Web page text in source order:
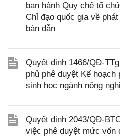
ban hành Quy chế tổ
Chỉ đạo quốc gia về
bán dẫn
Quyết định 1466/QĐ-
phủ phê duyệt Kế
sinh học ngành nông
Quyết định 2043/QĐ-
việc phê duyệt mức vốn